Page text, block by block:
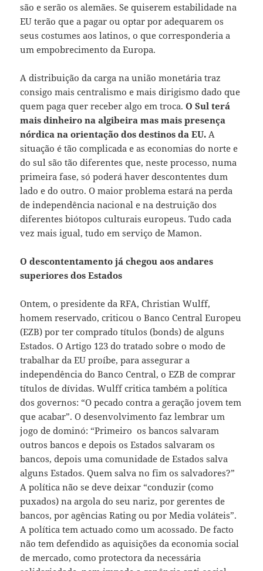
são e serão os alemães. Se quiserem estabilidade na
EU terão que a pagar ou optar por adequarem os
seus costumes aos latinos, o que corresponderia a
um empobrecimento da Europa.
A distribuição da carga na união monetária traz
consigo mais centralismo e mais dirigismo dado que
quem paga quer receber algo em troca.O Sul terá
mais dinheiro na algibeira mas mais presença
nórdica na orientação dos destinos da EU. A
situação é tão complicada e as economias do norte e
do sul são tão diferentes que, neste processo, numa
primeira fase, só poderá haver descontentes dum
lado e do outro. O maior problema estará na perda
de independência nacional e na destruição dos
diferentes biótopos culturais europeus. Tudo cada
vez mais igual, tudo em serviço de Mamon.
O descontentamento já chegou aos andares
superiores dos Estados
Ontem, o presidente da RFA, Christian Wulff,
homem reservado, criticou o Banco Central Europeu
(EZB) por ter comprado títulos (bonds) de alguns
Estados. O Artigo 123 do tratado sobre o modo de
trabalhar da EU proíbe, para assegurar a
independência do Banco Central, o EZB de comprar
títulos de dívidas. Wulff critica também a política
dos governos: “O pecado contra a geração jovem tem
que acabar”. O desenvolvimento faz lembrar um
jogo de dominó: “Primeiro os bancos salvaram
outros bancos e depois os Estados salvaram os
bancos, depois uma comunidade de Estados salva
alguns Estados. Quem salva no fim os salvadores?”
A política não se deve deixar “conduzir (como
puxados) na argola do seu nariz, por gerentes de
bancos, por agências Rating ou por Media voláteis”.
A política tem actuado como um acossado. De facto
não tem defendido as aquisições da economia social
de mercado, como protectora da necessária